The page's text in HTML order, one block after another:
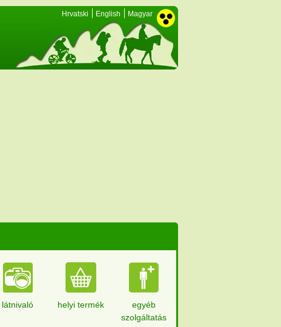
Hrvatski English Magyar
látnivaló helyi termék
egyéb
szolgáltatás